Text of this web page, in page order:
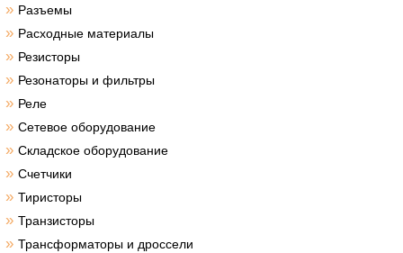
» Разъемы
» Расходные материалы
» Резисторы
» Резонаторы и фильтры
» Реле
» Сетевое оборудование
» Складское оборудование
» Счетчики
» Тиристоры
» Транзисторы
» Трансформаторы и дроссели